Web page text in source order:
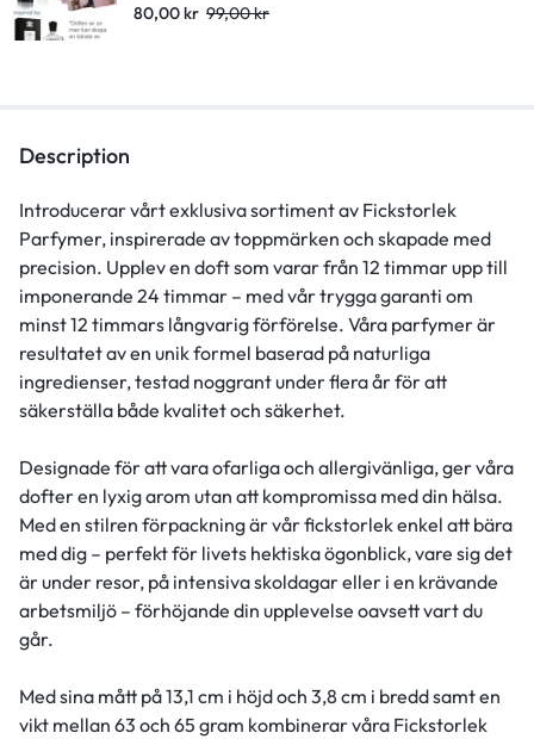
80,00kr 99,00kr
Description
Introducerar vårt exklusiva sortiment av Fickstorlek
Parfymer, inspirerade av toppmärken och skapade med
precision. Upplev en doft som varar från 12 timmar upp till
imponerande 24 timmar – med vår trygga garanti om
minst 12 timmars långvarig förförelse. Våra parfymer är
resultatet av en unik formel baserad på naturliga
ingredienser, testad noggrant under flera år för att
säkerställa både kvalitet och säkerhet.
Designade för att vara ofarliga och allergivänliga, ger våra
dofter en lyxig arom utan att kompromissa med din hälsa.
Med en stilren förpackning är vår fickstorlek enkel att bära
med dig – perfekt för livets hektiska ögonblick, vare sig det
är under resor, på intensiva skoldagar eller i en krävande
arbetsmiljö – förhöjande din upplevelse oavsett vart du
går.
Med sina mått på 13,1 cm i höjd och 3,8 cm i bredd samt en
vikt mellan 63 och 65 gram kombinerar våra Fickstorlek